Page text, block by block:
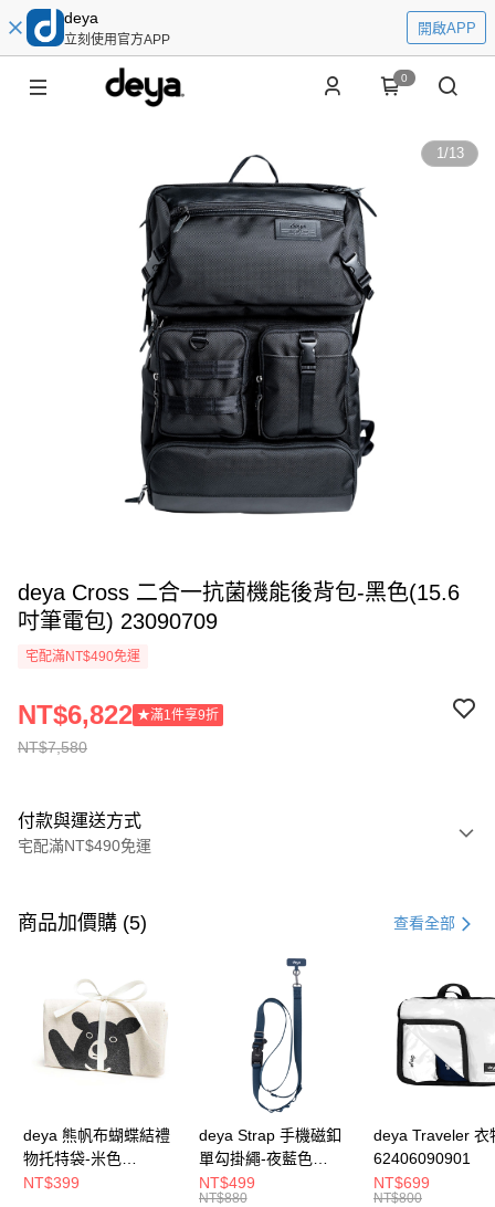
deya
立刻使用官方APP
開啟APP
0
1/13
deya Cross 二合一抗菌機能後背包-黑色(15.6
吋筆電包) 23090709
宅配滿NT$490免運
NT$7,580
NT$6,822 ★滿1件享9折
付款與運送方式
宅配滿NT$490免運
信用卡一次付款
3 期 0 利率 每期 21家銀行
合作金庫商業銀行
第一商業銀行
華南商業銀行
彰化商業銀行
上海商業儲蓄銀行
台北富邦商業銀行
兆豐國際商業銀行
臺灣中小企業銀行
台中商業銀行
匯豐（台灣）商業銀行
華泰商業銀行
聯邦商業銀行
遠東國際商業銀行
元大商業銀行
LINE Pay
悠遊付
商品加價購 (5) 查看全部
deya 熊帆布蝴蝶結禮
物托特袋-米色
22020409
NT$399
deya Strap 手機磁釦
單勾掛繩-夜藍色
62611105501
NT$499
NT$880
deya Traveler 衣
62406090901
NT$699
NT$800